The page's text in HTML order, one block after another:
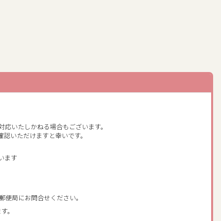
いたしかねる場合もございます。
いただけますと幸いです。
ます
局にお問合せください。
。